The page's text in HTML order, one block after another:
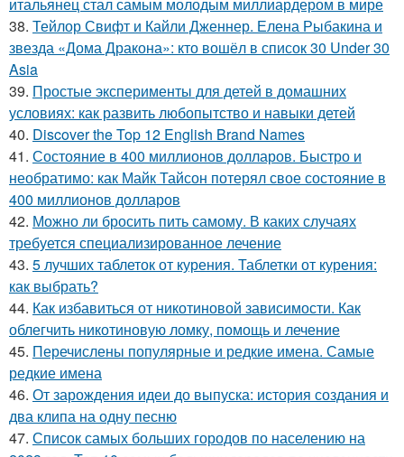
38. Тейлор Свифт и Кайли Дженнер. Елена Рыбакина и
звезда «Дома Дракона»: кто вошёл в список 30 Under 30
Asia
39. Простые эксперименты для детей в домашних
условиях: как развить любопытство и навыки детей
40. Discover the Top 12 English Brand Names
41. Состояние в 400 миллионов долларов. Быстро и
необратимо: как Майк Тайсон потерял свое состояние в
400 миллионов долларов
42. Можно ли бросить пить самому. В каких случаях
требуется специализированное лечение
43. 5 лучших таблеток от курения. Таблетки от курения:
как выбрать?
44. Как избавиться от никотиновой зависимости. Как
облегчить никотиновую ломку, помощь и лечение
45. Перечислены популярные и редкие имена. Самые
редкие имена
46. От зарождения идеи до выпуска: история создания и
два клипа на одну песню
47. Список самых больших городов по населению на